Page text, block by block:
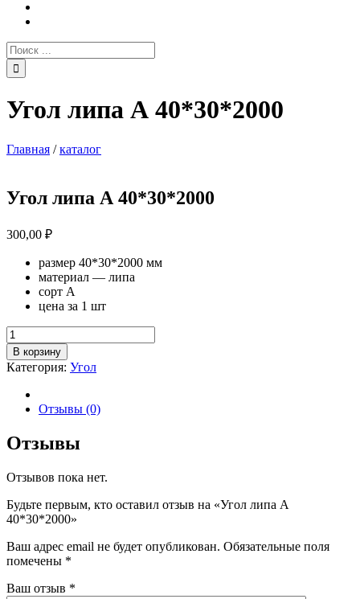
Поиск:
Угол липа А 40*30*2000
Главная /каталог
Угол липа А 40*30*2000
300,00 ₽
размер 40*30*2000 мм
материал — липа
сорт А
цена за 1 шт
Количество
товара
Угол
липа
40*30*2000
В корзину
Категория: Угол
Отзывы (0)
Отзывы
Отзывов пока нет.
Будьте первым, кто оставил отзыв на «Угол липа А
40*30*2000»
Ваш адрес email не будет опубликован. Обязательные поля
помечены *
Ваш отзыв *